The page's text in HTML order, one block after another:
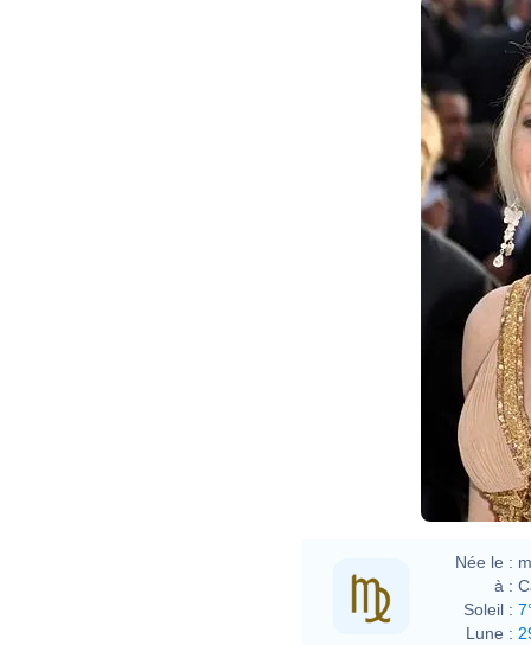
Née le :
à :
Soleil :
Lune :